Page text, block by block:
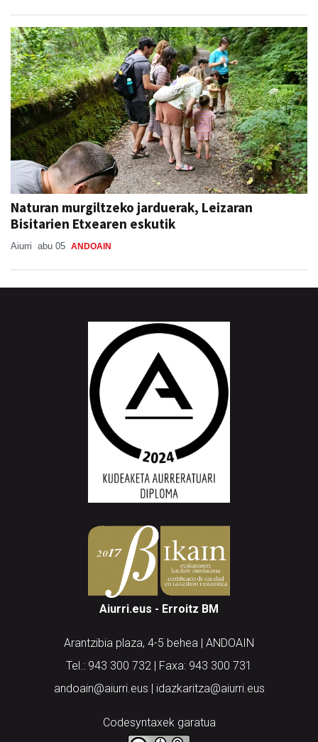
Naturan murgiltzeko jarduerak, Leizaran
Bisitarien Etxearen eskutik
Aiurri abu 05 ANDOAIN
Aiurri.eus - Erroitz BM
Arantzibia plaza, 4-5 behea | ANDOAIN
Tel.: 943 300 732 | Faxa: 943 300 731
andoain@aiurri.eus | idazkaritza@aiurri.eus
Codesyntaxek garatua